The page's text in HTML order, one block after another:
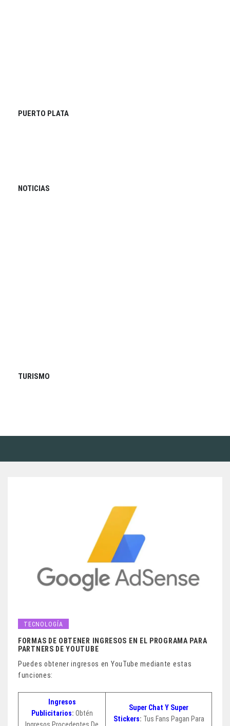
PUERTO PLATA
NOTICIAS
TURISMO
TECNOLOGÍA
FORMAS DE OBTENER INGRESOS EN EL PROGRAMA PARA
PARTNERS DE YOUTUBE
Puedes obtener ingresos en YouTube mediante estas
funciones:
Ingresos
Publicitarios: Obtén
Super Chat Y Super
Stickers: Tus Fans Pagan Para